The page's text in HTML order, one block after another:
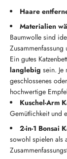
Haare
Materialien
Baumwolle sind
Zusammenfassung
Ein gutes
langlebig sein.
geschlossenes
hochwertige
Kuschel-Arm
Gemütlichkeit und
2-in-1 Bonsai
sowohl spielen als